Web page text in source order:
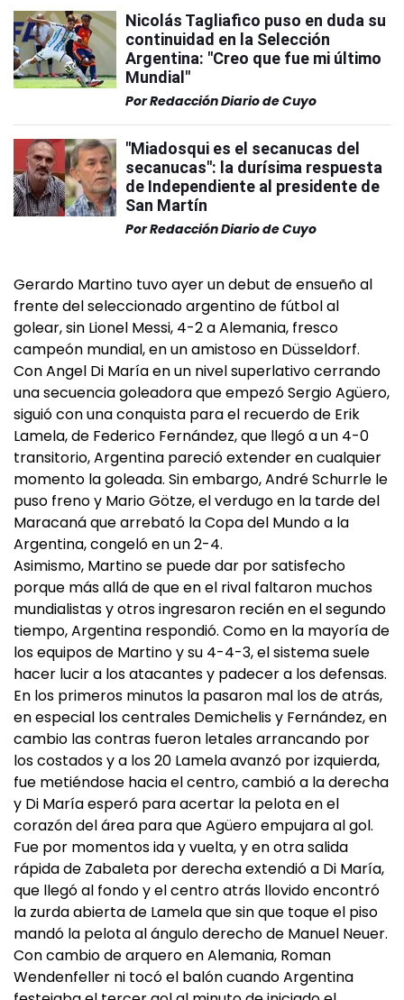
Nicolás Tagliafico puso en duda su
continuidad en la Selección
Argentina: "Creo que fue mi último
Mundial"
PorRedacción Diario de Cuyo
"Miadosqui es el secanucas del
secanucas": la durísima respuesta
de Independiente al presidente de
San Martín
PorRedacción Diario de Cuyo
Gerardo Martino tuvo ayer un debut de ensueño al
frente del seleccionado argentino de fútbol al
golear, sin Lionel Messi, 4-2 a Alemania, fresco
campeón mundial, en un amistoso en Düsseldorf.
Con Angel Di María en un nivel superlativo cerrando
una secuencia goleadora que empezó Sergio Agüero,
siguió con una conquista para el recuerdo de Erik
Lamela, de Federico Fernández, que llegó a un 4-0
transitorio, Argentina pareció extender en cualquier
momento la goleada. Sin embargo, André Schurrle le
puso freno y Mario Götze, el verdugo en la tarde del
Maracaná que arrebató la Copa del Mundo a la
Argentina, congeló en un 2-4.
Asimismo, Martino se puede dar por satisfecho
porque más allá de que en el rival faltaron muchos
mundialistas y otros ingresaron recién en el segundo
tiempo, Argentina respondió. Como en la mayoría de
los equipos de Martino y su 4-4-3, el sistema suele
hacer lucir a los atacantes y padecer a los defensas.
En los primeros minutos la pasaron mal los de atrás,
en especial los centrales Demichelis y Fernández, en
cambio las contras fueron letales arrancando por
los costados y a los 20 Lamela avanzó por izquierda,
fue metiéndose hacia el centro, cambió a la derecha
y Di María esperó para acertar la pelota en el
corazón del área para que Agüero empujara al gol.
Fue por momentos ida y vuelta, y en otra salida
rápida de Zabaleta por derecha extendió a Di María,
que llegó al fondo y el centro atrás llovido encontró
la zurda abierta de Lamela que sin que toque el piso
mandó la pelota al ángulo derecho de Manuel Neuer.
Con cambio de arquero en Alemania, Roman
Wendenfeller ni tocó el balón cuando Argentina